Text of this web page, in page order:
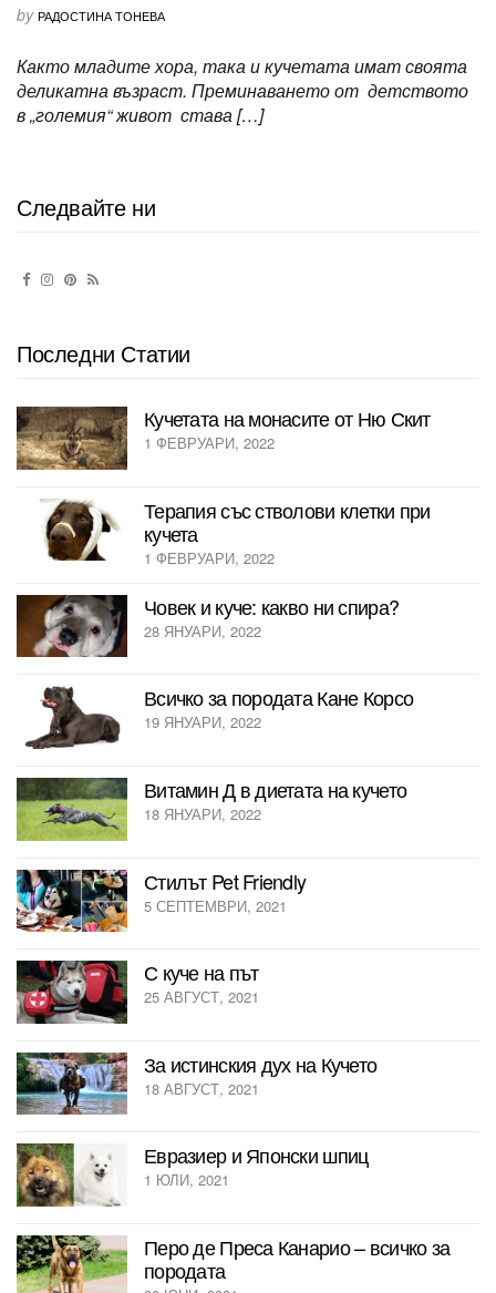
by РАДОСТИНА ТОНЕВА
Както младите хора, така и кучетата имат своята
деликатна възраст. Преминаването от детството
в „големия“ живот става […]
Следвайте ни
Последни Статии
Кучетата на монасите от Ню Скит
1 ФЕВРУАРИ, 2022
Терапия със стволови клетки при
кучета
1 ФЕВРУАРИ, 2022
Човек и куче: какво ни спира?
28 ЯНУАРИ, 2022
Всичко за породата Кане Корсо
19 ЯНУАРИ, 2022
Витамин Д в диетата на кучето
18 ЯНУАРИ, 2022
Стилът Pet Friendly
5 СЕПТЕМВРИ, 2021
С куче на път
25 АВГУСТ, 2021
За истинския дух на Кучето
18 АВГУСТ, 2021
Евразиер и Японски шпиц
1 ЮЛИ, 2021
Перо де Преса Канарио – всичко за
породата